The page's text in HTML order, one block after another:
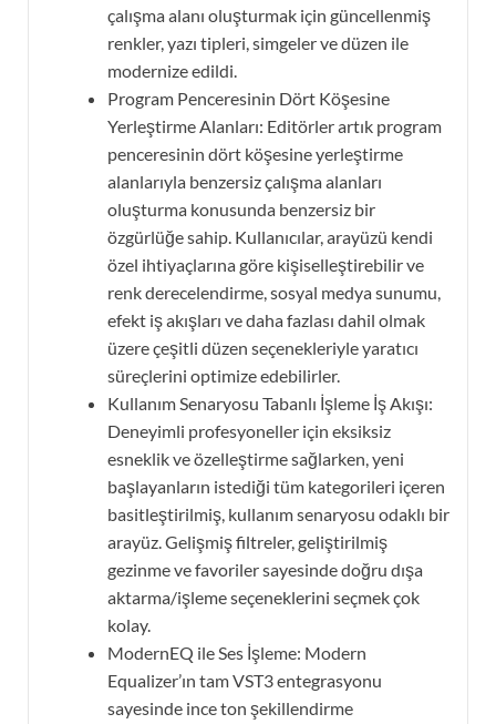
çalışma alanı oluşturmak için güncellenmiş
renkler, yazı tipleri, simgeler ve düzen ile
modernize edildi.
Program Penceresinin Dört Köşesine
Yerleştirme Alanları: Editörler artık program
penceresinin dört köşesine yerleştirme
alanlarıyla benzersiz çalışma alanları
oluşturma konusunda benzersiz bir
özgürlüğe sahip. Kullanıcılar, arayüzü kendi
özel ihtiyaçlarına göre kişiselleştirebilir ve
renk derecelendirme, sosyal medya sunumu,
efekt iş akışları ve daha fazlası dahil olmak
üzere çeşitli düzen seçenekleriyle yaratıcı
süreçlerini optimize edebilirler.
Kullanım Senaryosu Tabanlı İşleme İş Akışı:
Deneyimli profesyoneller için eksiksiz
esneklik ve özelleştirme sağlarken, yeni
başlayanların istediği tüm kategorileri içeren
basitleştirilmiş, kullanım senaryosu odaklı bir
arayüz. Gelişmiş filtreler, geliştirilmiş
gezinme ve favoriler sayesinde doğru dışa
aktarma/işleme seçeneklerini seçmek çok
kolay.
ModernEQ ile Ses İşleme: Modern
Equalizer’ın tam VST3 entegrasyonu
sayesinde ince ton şekillendirme